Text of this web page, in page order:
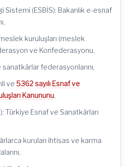
Sistemi (ESBİS): Bakanlık e-esnaf
kuruluşları (meslek
ve Konfederasyonu,
federasyonlarını,
ve 5362 sayılı Esnaf ve
Kanununu,
Türkiye Esnaf ve Sanatkârları
kurulan ihtisas ve karma